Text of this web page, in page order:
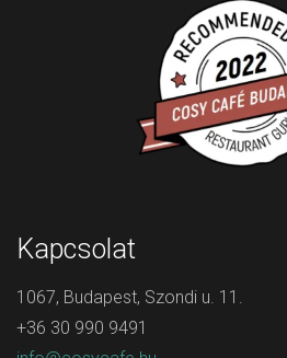
Kapcsolat
1067, Budapest, Szondi u. 11.
+36 30 990 9491